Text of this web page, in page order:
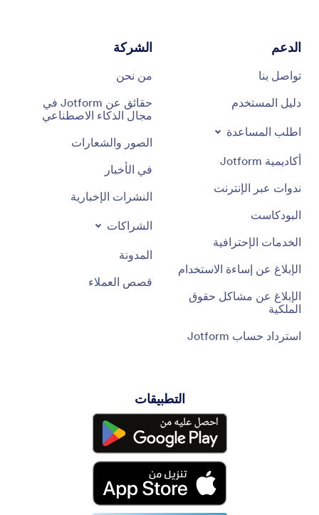
الدعم
تواصل بنا
دليل المستخدم
اطلب المساعدة
أكاديمية Jotform
ندوات عبر الإنترنت
البودكاست
الخدمات الإحترافية
الإبلاغ عن إساءة الاستخدام
الإبلاغ عن مشاكل حقوق
الملكية
استرداد حساب Jotform
الشركة
من نحن
حقائق عن Jotform في
مجال الذكاء الاصطناعي
الصور والشعارات
في الأخبار
النشرات الإخبارية
الشراكات
المدونة
قصص العملاء
التطبيقات